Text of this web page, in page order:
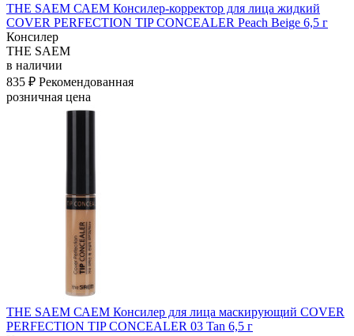
THE SAEM САЕМ Консилер-корректор для лица жидкий
COVER PERFECTION TIP CONCEALER Peach Beige 6,5 г
Консилер
THE SAEM
в наличии
835 ₽ Рекомендованная
розничная цена
THE SAEM САЕМ Консилер для лица маскирующий COVER
PERFECTION TIP CONCEALER 03 Tan 6,5 г